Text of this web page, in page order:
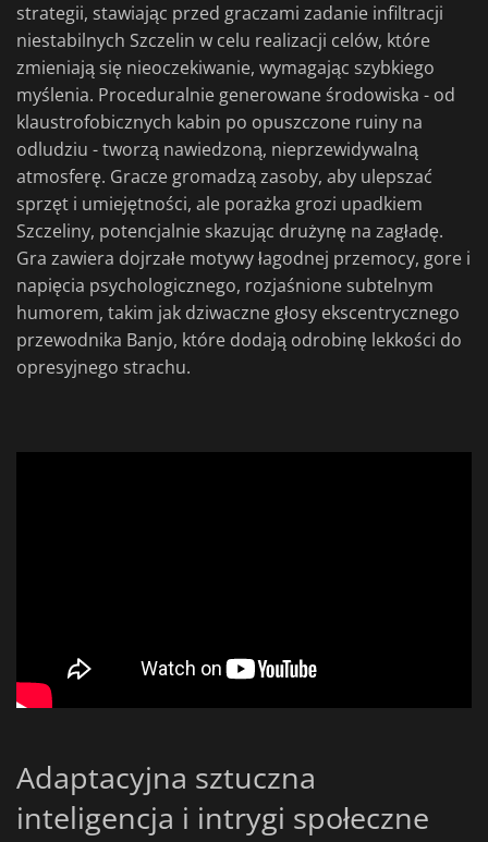
strategii, stawiając przed graczami zadanie infiltracji
niestabilnych Szczelin w celu realizacji celów, które
zmieniają się nieoczekiwanie, wymagając szybkiego
myślenia. Proceduralnie generowane środowiska - od
klaustrofobicznych kabin po opuszczone ruiny na
odludziu - tworzą nawiedzoną, nieprzewidywalną
atmosferę. Gracze gromadzą zasoby, aby ulepszać
sprzęt i umiejętności, ale porażka grozi upadkiem
Szczeliny, potencjalnie skazując drużynę na zagładę.
Gra zawiera dojrzałe motywy łagodnej przemocy, gore i
napięcia psychologicznego, rozjaśnione subtelnym
humorem, takim jak dziwaczne głosy ekscentrycznego
przewodnika Banjo, które dodają odrobinę lekkości do
opresyjnego strachu.
Adaptacyjna sztuczna
inteligencja i intrygi społeczne